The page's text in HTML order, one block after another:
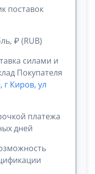
поставок
₽ (RUB)
силами и
Покупателя
г Киров, ул
платежа
дней